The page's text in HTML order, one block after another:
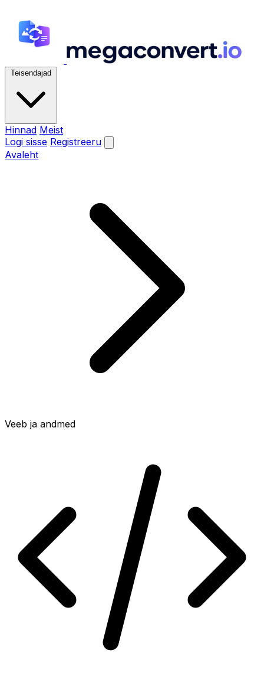
Teisendajad
Hinnad Meist
Logi sisse Registreeru
Avaleht
Veeb ja andmed